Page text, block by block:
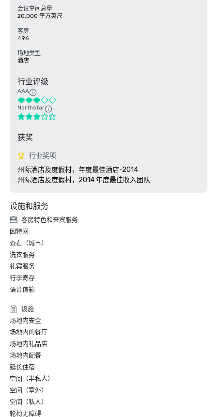
会议空间总量
20,000 平方英尺
客房
496
场地类型
酒店
行业评级
AAA
Northstar
获奖
行业奖项
州际酒店及度假村，年度最佳酒店-2014
设施和服务
客房特色和来宾服务
因特网
查看（城市）
洗衣服务
礼宾服务
行李寄存
语音信箱
设施
场地内安全
场地内的餐厅
场地内礼品店
场地内配餐
延长住宿
空间（半私人）
空间（室外）
空间（私人）
轮椅无障碍